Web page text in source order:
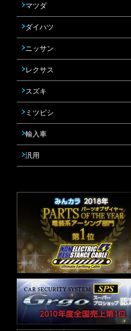
マツダ
ダイハツ
ニッサン
レクサス
スズキ
ミツビシ
輸入車
汎用